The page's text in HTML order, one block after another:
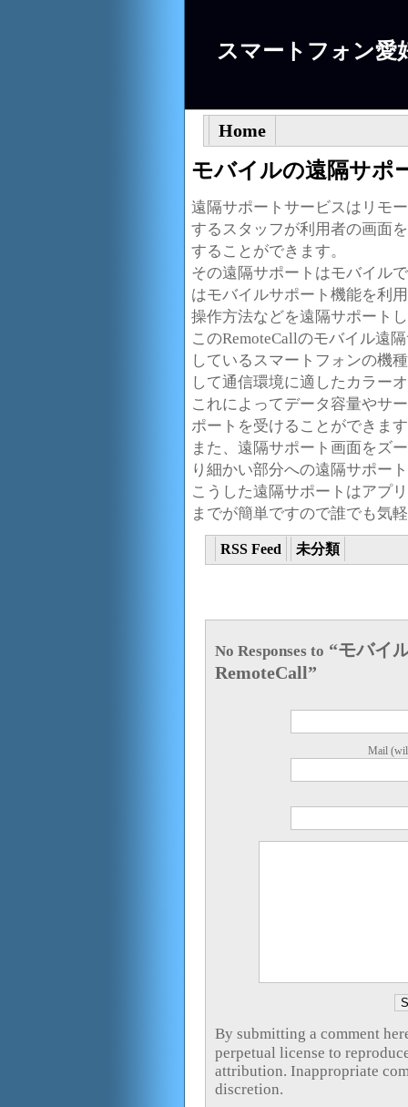
スマートフォン愛
Home
モバイルの遠隔サポ
遠隔サポートサービスはリモ
するスタッフが利用者の画面
することができます。
その遠隔サポートはモバイル
はモバイルサポート機能を利
操作方法などを遠隔サポート
このRemoteCallのモバイル遠
しているスマートフォンの機
して通信環境に適したカラー
これによってデータ容量やサ
ポートを受けることができま
また、遠隔サポート画面をズ
り細かい部分への遠隔サポー
こうした遠隔サポートはアプ
までが簡単ですので誰でも気
RSS Feed 未分類
No Responses to “モバイ
RemoteCall”
Mail
By submitting a comment
perpetual license to
attribution. Inappropriate
discretion.